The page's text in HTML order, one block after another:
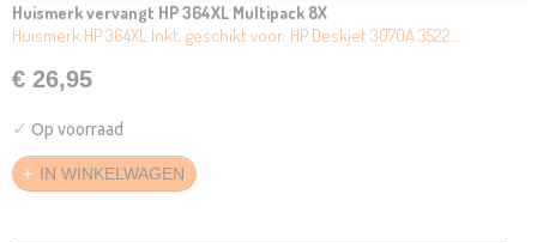
Huismerk vervangt HP 364XL Multipack 8X
Huismerk HP 364XL Inkt, geschikt voor: HP Deskjet 3070A 3522…
€ 26,95
✓ Op voorraad
IN WINKELWAGEN